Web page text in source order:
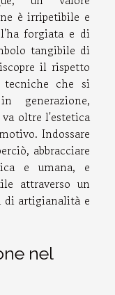
è irripetibile e
forgiata e di
tangibile di
il rispetto
che si
generazione,
oltre l'estetica
Indossare
abbracciare
e umana, e
attraverso un
di artigianalità e
nel